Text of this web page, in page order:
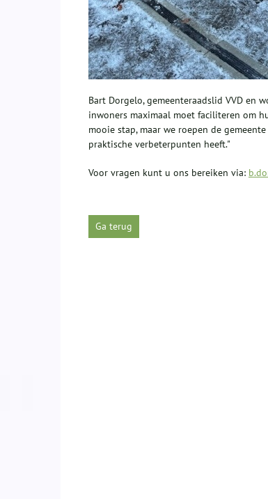
Bart Dorgelo, gemeenteraadslid VVD en
inwoners maximaal moet faciliteren om
mooie stap, maar we roepen de
praktische verbeterpunten heeft."
Voor vragen kunt u ons bereiken via:
Ga terug